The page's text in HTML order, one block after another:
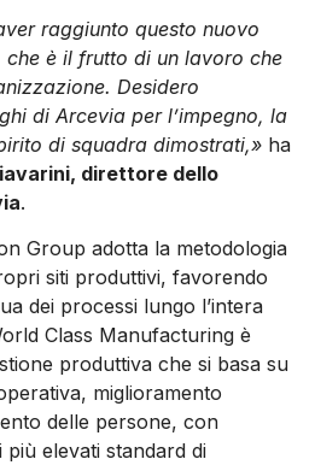
raggiunto questo nuovo
è il frutto di un lavoro che
Desidero
di Arcevia per l’impegno, la
di squadra dimostrati,» ha
direttore dello
.
Group adotta la metodologia
siti produttivi, favorendo
dei processi lungo l’intera
Class Manufacturing è
produttiva che si basa su
miglioramento
delle persone, con
più elevati standard di